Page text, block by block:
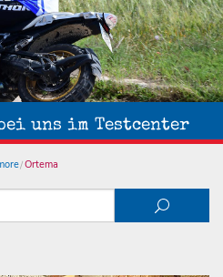
uns im Testcenter
Ortema